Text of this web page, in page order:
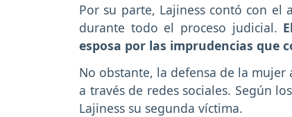
Por su parte, Lajiness contó con
durante todo el proceso judicial.
esposa por las imprudencias que
No obstante, la defensa de la
a través de redes sociales. Según
Lajiness su segunda víctima.